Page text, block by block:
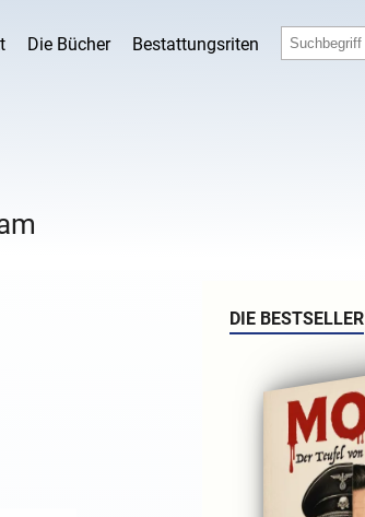
Die Bücher Bestattungsriten
DIE BESTSELLER